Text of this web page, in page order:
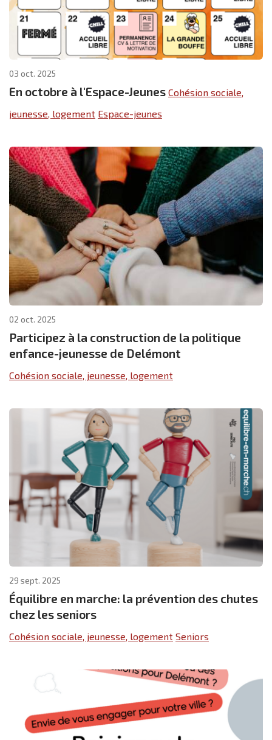
03 oct. 2025
En octobre à l'Espace-Jeunes Cohésion sociale,
jeunesse, logement Espace-jeunes
02 oct. 2025
Participez à la construction de la politique
enfance-jeunesse de Delémont
Cohésion sociale, jeunesse, logement
29 sept. 2025
Équilibre en marche: la prévention des chutes
chez les seniors
Cohésion sociale, jeunesse, logement Seniors